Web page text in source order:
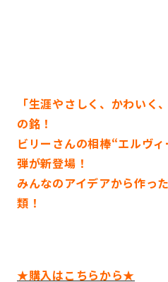
「生涯やさしく、かわいく
の銘！
ビリーさんの相棒“エルヴィ
弾が新登場！
みんなのアイデアから作っ
類！
★購入はこちらから★